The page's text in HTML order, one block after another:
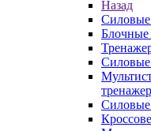
Назад
Блочные
Силовые